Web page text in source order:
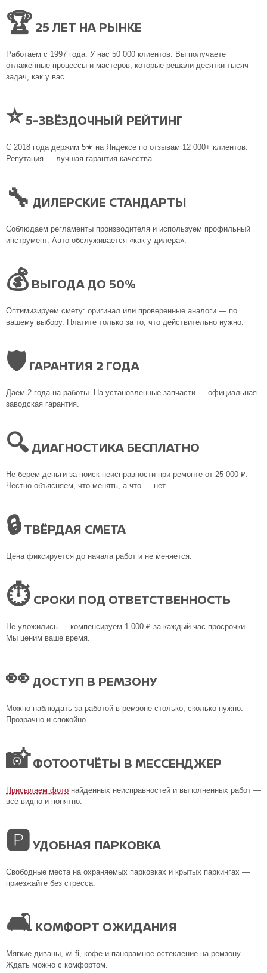
🏆 25 ЛЕТ НА РЫНКЕ
Работаем с 1997 года. У нас 50 000 клиентов. Вы получаете
отлаженные процессы и мастеров, которые решали десятки тысяч
задач, как у вас.
⭐ 5-ЗВЁЗДОЧНЫЙ РЕЙТИНГ
С 2018 года держим 5★ на Яндексе по отзывам 12 000+ клиентов.
Репутация — лучшая гарантия качества.
🔧 ДИЛЕРСКИЕ СТАНДАРТЫ
Соблюдаем регламенты производителя и используем профильный
инструмент. Авто обслуживается «как у дилера».
💰 ВЫГОДА ДО 50%
Оптимизируем смету: оригинал или проверенные аналоги — по
вашему выбору. Платите только за то, что действительно нужно.
🛡 ГАРАНТИЯ 2 ГОДА
Даём 2 года на работы. На установленные запчасти — официальная
заводская гарантия.
🔍 ДИАГНОСТИКА БЕСПЛАТНО
Не берём деньги за поиск неисправности при ремонте от 25 000 ₽.
Честно объясняем, что менять, а что — нет.
🔒ТВЁРДАЯ СМЕТА
Цена фиксируется до начала работ и не меняется.
⏱ СРОКИ ПОД ОТВЕТСТВЕННОСТЬ
Не уложились — компенсируем 1 000 ₽ за каждый час просрочки.
Мы ценим ваше время.
👀ДОСТУП В РЕМЗОНУ
Можно наблюдать за работой в ремзоне столько, сколько нужно.
Прозрачно и спокойно.
📸 ФОТООТЧЁТЫ В МЕССЕНДЖЕР
Присылаем фото найденных неисправностей и выполненных работ —
всё видно и понятно.
🅿УДОБНАЯ ПАРКОВКА
Свободные места на охраняемых парковках и крытых паркингах —
приезжайте без стресса.
🛋 КОМФОРТ ОЖИДАНИЯ
Мягкие диваны, wi-fi, кофе и панорамное остекление на ремзону.
Ждать можно с комфортом.